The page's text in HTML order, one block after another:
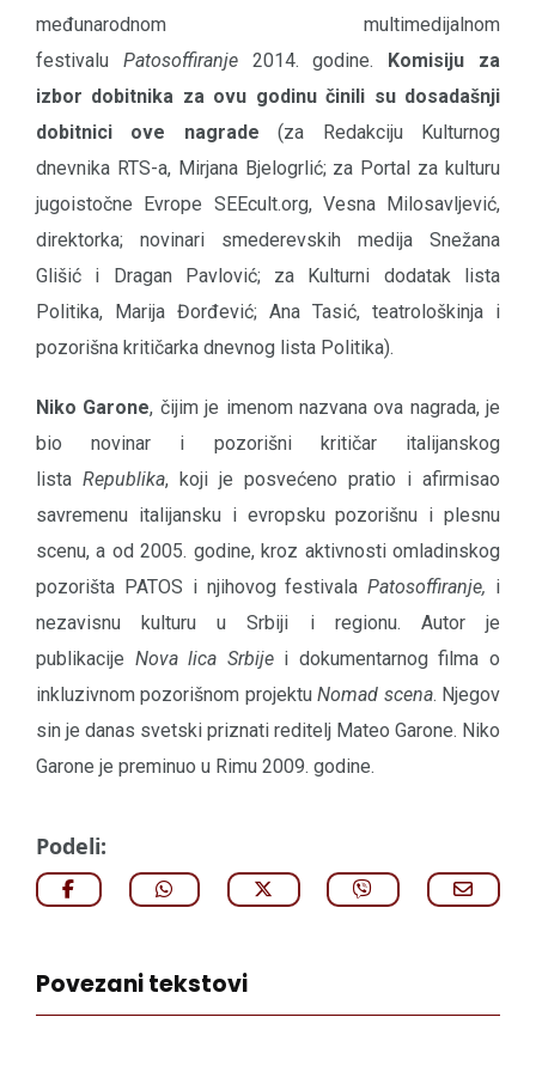
međunarodnom multimedijalnom
festivalu Patosoffiranje2014. godine. Komisiju za
izbor dobitnika za ovu godinu činili su dosadašnji
dobitnici ove nagrade (za Redakciju Kulturnog
dnevnika RTS-a, Mirjana Bjelogrlić; za Portal za kulturu
jugoistočne Evrope SEEcult.org, Vesna Milosavljević,
direktorka; novinari smederevskih medija Snežana
Glišić i Dragan Pavlović; za Kulturni dodatak lista
Politika, Marija Đorđević; Ana Tasić, teatrološkinja i
pozorišna kritičarka dnevnog lista Politika).
Niko Garone, čijim je imenom nazvana ova nagrada, je
bio novinar i pozorišni kritičar italijanskog
lista Republika, koji je posvećeno pratio i afirmisao
savremenu italijansku i evropsku pozorišnu i plesnu
scenu, a od 2005. godine, kroz aktivnosti omladinskog
pozorišta PATOS i njihovog festivalaPatosoffiranje, i
nezavisnu kulturu u Srbiji i regionu. Autor je
publikacije Nova lica Srbijei dokumentarnog filma o
inkluzivnom pozorišnom projektuNomad scena. Njegov
sin je danas svetski priznati reditelj Mateo Garone. Niko
Garone je preminuo u Rimu 2009. godine.
Podeli:
Povezani tekstovi